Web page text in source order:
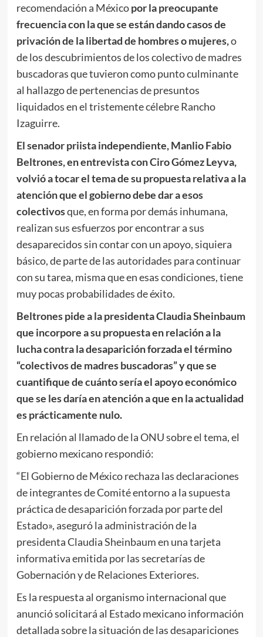
recomendación a Méxicopor la preocupante
frecuencia con la que se están dando casos de
privación de la libertad de hombres o mujeres,o
de los descubrimientos de los colectivo de madres
buscadoras que tuvieron como punto culminante
al hallazgo de pertenencias de presuntos
liquidados en el tristemente célebre Rancho
Izaguirre.
El senador priista independiente, Manlio Fabio
Beltrones, en entrevista con Ciro Gómez Leyva,
volvió a tocar el tema de su propuesta relativa a la
atención que el gobierno debe dar a esos
colectivosque, en forma por demás inhumana,
realizan sus esfuerzos por encontrar a sus
desaparecidos sin contar con un apoyo, siquiera
básico, de parte de las autoridades para continuar
con su tarea, misma que en esas condiciones, tiene
muy pocas probabilidades de éxito.
Beltrones pide a la presidenta Claudia Sheinbaum
que incorpore a su propuesta en relación a la
lucha contra la desaparición forzada el término
“colectivos de madres buscadoras” y que se
cuantifique de cuánto sería el apoyo económico
que se les daría en atención a que en la actualidad
es prácticamente nulo.
En relación al llamado de la ONU sobre el tema, el
gobierno mexicano respondió:
“El Gobierno de México rechaza las declaraciones
de integrantes de Comité entorno a la supuesta
práctica de desaparición forzada por parte del
Estado», aseguró la administración de la
presidenta Claudia Sheinbaum en una tarjeta
informativa emitida por las secretarías de
Gobernación y de Relaciones Exteriores.
Es la respuesta al organismo internacional que
anunció solicitará al Estado mexicano información
detallada sobre la situación de las desapariciones